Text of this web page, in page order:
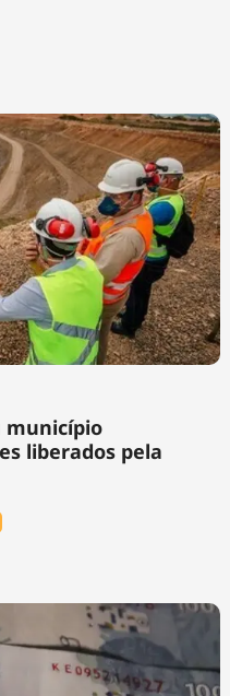
município
liberados pela